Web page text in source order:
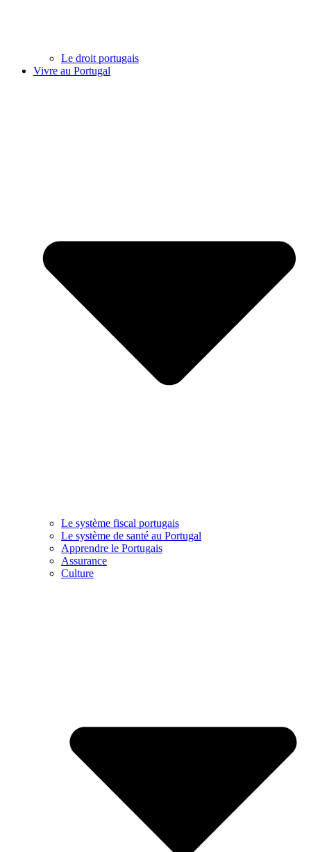
Le droit portugais
Vivre au Portugal
Le système fiscal portugais
Le système de santé au Portugal
Apprendre le Portugais
Assurance
Culture